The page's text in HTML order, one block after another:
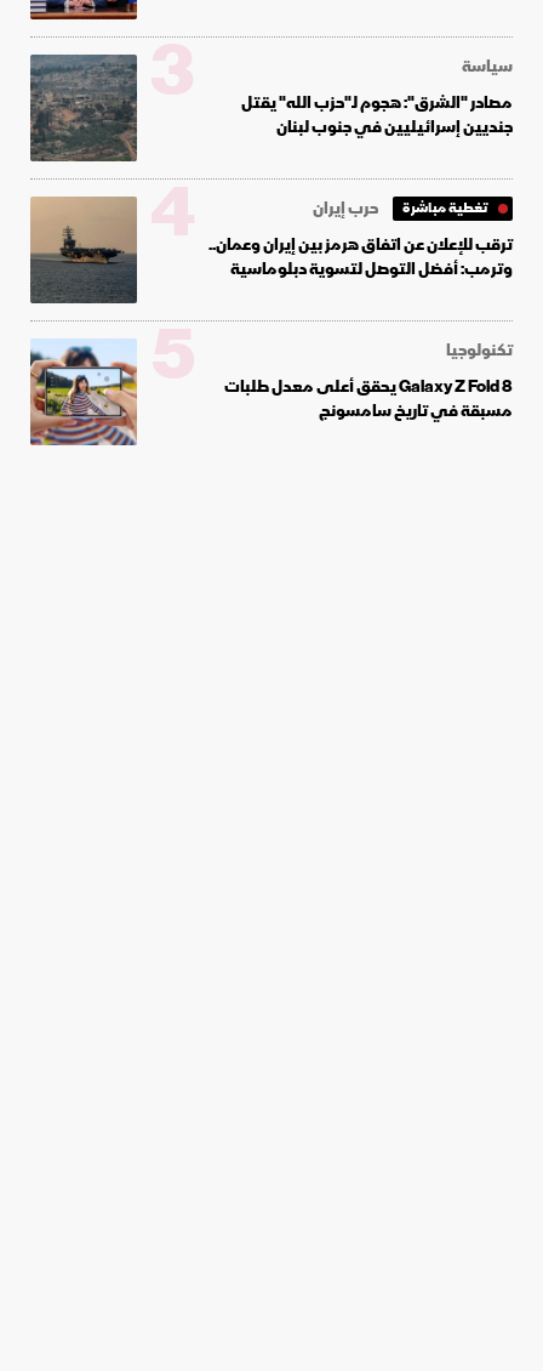
سياسة
مصادر "الشرق": هجوم لـ"حزب الله" يقتل
جنديين إسرائيليين في جنوب لبنان
3
تغطية مباشرة
حرب إيران
ترقب للإعلان عن اتفاق هرمز بين إيران وعمان..
وترمب: أفضل التوصل لتسوية دبلوماسية
4
تكنولوجيا
Galaxy Z Fold 8 يحقق أعلى معدل طلبات
مسبقة في تاريخ سامسونج
5